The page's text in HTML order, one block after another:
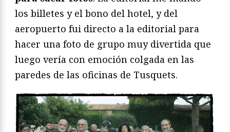
los billetes y el bono del hotel, y del
aeropuerto fui directo a la editorial para
hacer una foto de grupo muy divertida que
luego vería con emoción colgada en las
paredes de las oficinas de Tusquets.